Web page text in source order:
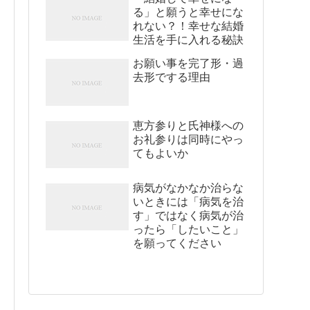
る」と願うと幸せにな
れない？！幸せな結婚
生活を手に入れる秘訣
お願い事を完了形・過
去形でする理由
恵方参りと氏神様への
お礼参りは同時にやっ
てもよいか
病気がなかなか治らな
いときには「病気を治
す」ではなく病気が治
ったら「したいこと」
を願ってください